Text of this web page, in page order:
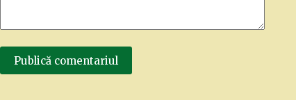
Publică comentariul